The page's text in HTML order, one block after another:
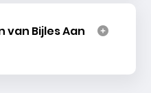
van Bijles Aan